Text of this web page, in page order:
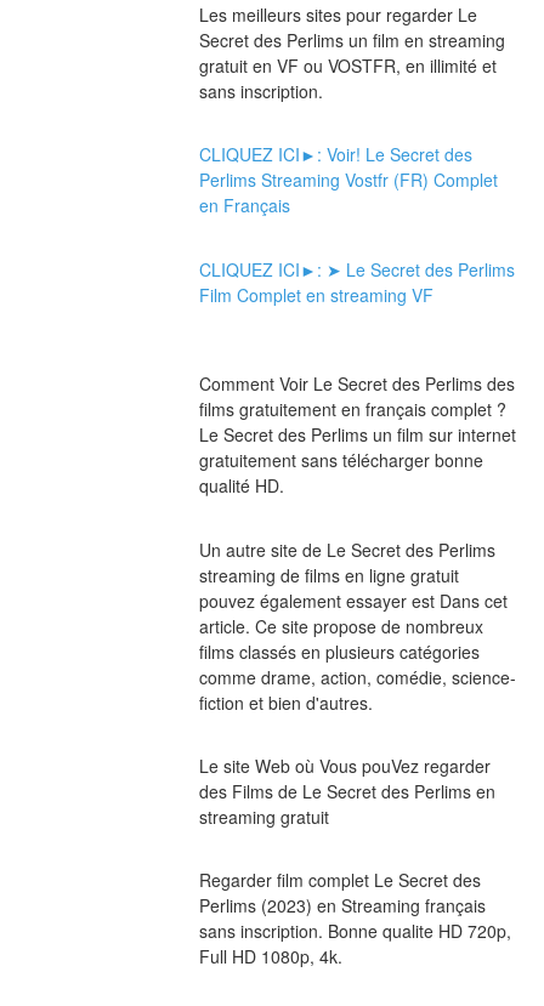
Les meilleurs sites pour regarder Le
Secret des Perlims un film en streaming
gratuit en VF ou VOSTFR, en illimité et
sans inscription.
CLIQUEZ ICI►: Voir! Le Secret des
Perlims Streaming Vostfr (FR) Complet
en Français
CLIQUEZ ICI►: ➤ Le Secret des Perlims
Film Complet en streaming VF
Comment Voir Le Secret des Perlims des
films gratuitement en français complet ?
Le Secret des Perlims un film sur internet
gratuitement sans télécharger bonne
qualité HD.
Un autre site de Le Secret des Perlims
streaming de films en ligne gratuit
pouvez également essayer est Dans cet
article. Ce site propose de nombreux
films classés en plusieurs catégories
comme drame, action, comédie, science-
fiction et bien d'autres.
Le site Web où Vous pouVez regarder
des Films de Le Secret des Perlims en
streaming gratuit
Regarder film complet Le Secret des
Perlims (2023) en Streaming français
sans inscription. Bonne qualite HD 720p,
Full HD 1080p, 4k.